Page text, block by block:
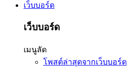
เว็บบอร์ด
เว็บบอร์ด
เมนูลัด
โพสต์ล่าสุดจากเว็บบอร์ด